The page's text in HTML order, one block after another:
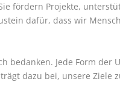
fördern Projekte,
dafür, dass wir
Jede Form der
dazu bei, unsere Ziele